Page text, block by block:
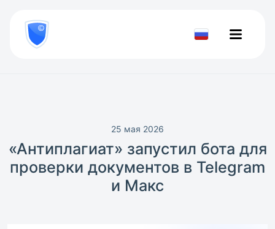
800
777-
81-Проверить
25 мая 2026
«Антиплагиат» запустил бота для
проверки документов в Telegram
и Mакс